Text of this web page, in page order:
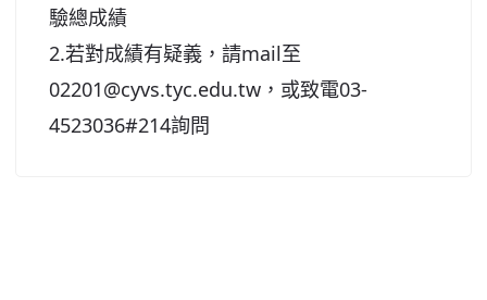
驗總成績
2.若對成績有疑義，請mail至
02201@cyvs.tyc.edu.tw，或致電03-
4523036#214詢問